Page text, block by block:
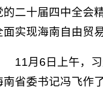
的二十届四中全会
面实现海南自由贸
11月6日上午，
南省委书记冯飞作